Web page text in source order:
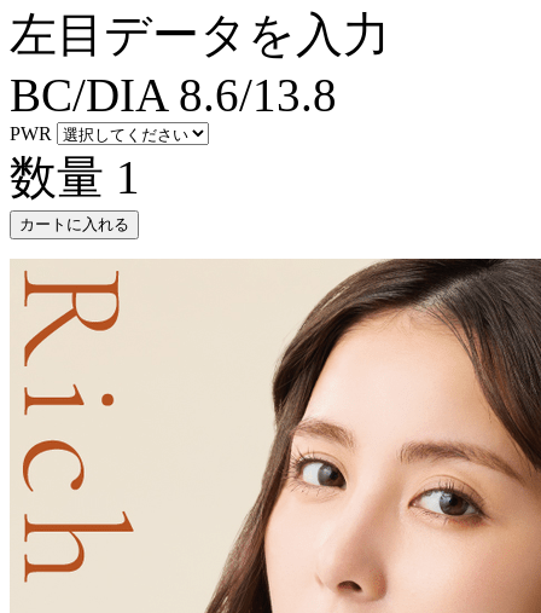
左目データを入力
BC/DIA 8.6/13.8
PWR
数量 1
カートに入れる